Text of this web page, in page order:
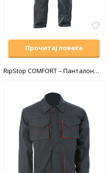
Прочитај повеќе
RipStop COMFORT – Панталони до појас